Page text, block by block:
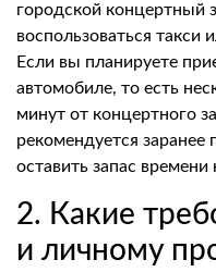
городской концертный
воспользоваться такси
Если вы планируете
автомобиле, то есть
минут от концертного
рекомендуется
оставить запас
2. Какие
и личному